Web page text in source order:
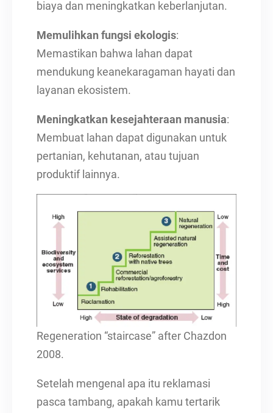
biaya dan meningkatkan keberlanjutan.
Memulihkan fungsi ekologis:
Memastikan bahwa lahan dapat
mendukung keanekaragaman hayati dan
layanan ekosistem.
Meningkatkan kesejahteraan manusia:
Membuat lahan dapat digunakan untuk
pertanian, kehutanan, atau tujuan
produktif lainnya.
Regeneration “staircase” after Chazdon
2008.
Setelah mengenal apa itu reklamasi
pasca tambang, apakah kamu tertarik